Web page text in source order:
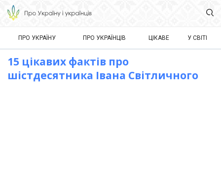
ПРО УКРАЇНУ ПРО УКРАЇНЦІВ ЦІКАВЕ У СВІТІ
15 цікавих фактів про
шістдесятника Івана Світличного